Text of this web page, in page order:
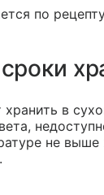
по
хранить в
не